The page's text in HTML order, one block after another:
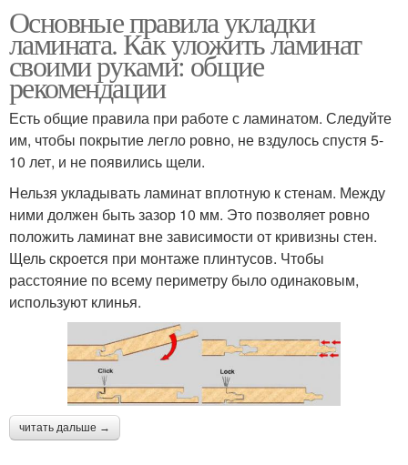
Основные правила укладки
ламината. Как уложить ламинат
своими руками: общие
рекомендации
Есть общие правила при работе с ламинатом. Следуйте
им, чтобы покрытие легло ровно, не вздулось спустя 5-
10 лет, и не появились щели.
Нельзя укладывать ламинат вплотную к стенам. Между
ними должен быть зазор 10 мм. Это позволяет ровно
положить ламинат вне зависимости от кривизны стен.
Щель скроется при монтаже плинтусов. Чтобы
расстояние по всему периметру было одинаковым,
используют клинья.
читать дальше →